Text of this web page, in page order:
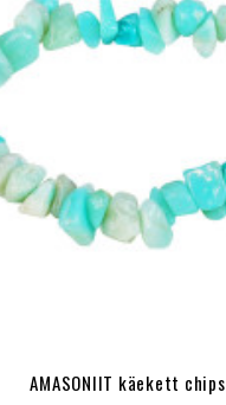
AMASONIIT käekett chips